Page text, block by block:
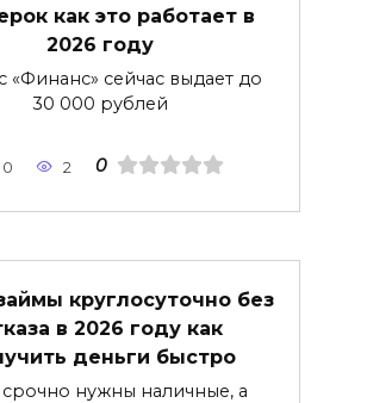
как это работает в
2026 году
«Финанс» сейчас выдает до
30 000 рублей
0 2 0
круглосуточно без
в 2026 году как
деньги быстро
нужны наличные, а